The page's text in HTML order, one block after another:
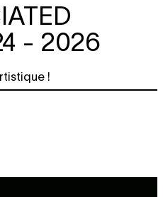
- 2026
!